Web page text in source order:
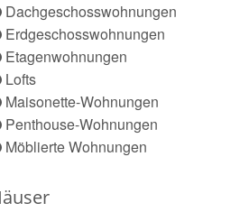
Dachgeschosswohnungen
Erdgeschosswohnungen
Etagenwohnungen
Lofts
Maisonette-Wohnungen
Penthouse-Wohnungen
Möblierte Wohnungen